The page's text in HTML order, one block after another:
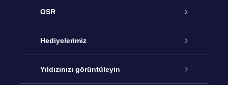
OSR
Hizmet
İletişim
Hediyelerimiz
Çevrimiçi Yıldız Hediyesi
Yıldızınızı görüntüleyin